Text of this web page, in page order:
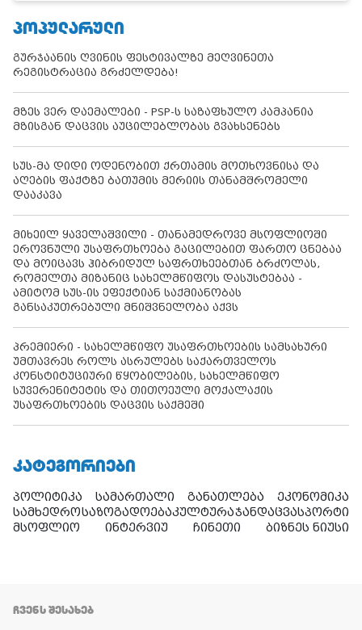
ᲞᲝᲞᲣᲚᲐᲠᲣᲚᲘ
გურჯაანის ღვინის ფესტივალზე მეღვინეთა
რეგისტრაცია გრძელდება!
მზეს ვერ დაემალები - PSP-ს საზაფხულო კამპანია
მზისგან დაცვის აუცილებლობას გვახსენებს
სუს-მა დიდი ოდენობით ქრთამის მოთხოვნისა და
აღების ფაქტზე ბათუმის მერიის თანამშრომელი
დააკავა
მიხეილ ყაველაშვილი - თანამედროვე მსოფლიოში
ეროვნული უსაფრთხოება გაცილებით ფართო ცნებაა
და მოიცავს ჰიბრიდულ საფრთხეებთან ბრძოლას,
რომელთა მიზანიც სახელმწიფოს დასუსტებაა -
ამიტომ სუს-ის ეფექტიან საქმიანობას
განსაკუთრებული მნიშვნელობა აქვს
პრემიერი - სახელმწიფო უსაფრთხოების სამსახური
უმთავრეს როლს ასრულებს საქართველოს
კონსტიტუციური წყობილების, სახელმწიფო
სუვერენიტეტის და თითოეული მოქალაქის
უსაფრთხოების დაცვის საქმეში
ᲙᲐᲢᲔᲒᲝᲠᲘᲔᲑᲘ
პოლიტიკა სამართალი განათლება
ეკონომიკა
სამხედროსაზოგადოებაკულტურაჯანდაცვასპორტი
მსოფლიო
ინტერვიუ ჩინეთი ბიზნეს ნიუსი
ᲩᲕᲔᲜᲡ ᲨᲔᲡᲐᲮᲔᲑ